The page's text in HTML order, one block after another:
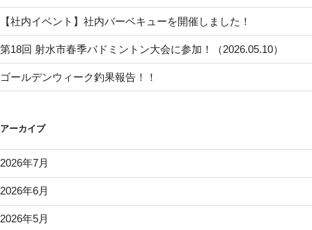
【社内イベント】社内バーベキューを開催しました！
第18回 射水市春季バドミントン大会に参加！（2026.05.10）
ゴールデンウィーク釣果報告！！
アーカイブ
2026年7月
2026年6月
2026年5月